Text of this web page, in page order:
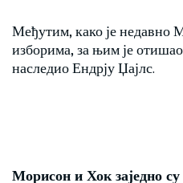
Међутим, како је недавно
изборима, за њим је
наследио Ендрју Џајлс.
Морисон и Хок заједно